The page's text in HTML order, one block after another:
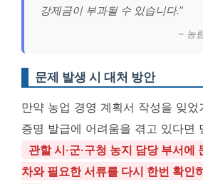
강제금이 부과될 수 있습니다.”
– 농
문제 발생 시 대처 방안
만약 농업 경영 계획서 작성을 잊었
증명 발급에 어려움을 겪고 있다면
관할 시·군·구청 농지 담당 부서에
차와 필요한 서류를 다시 한번 확인